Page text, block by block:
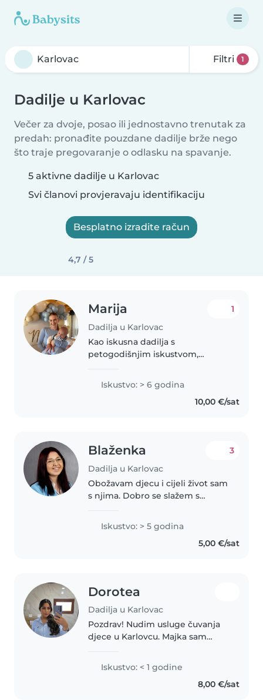
Filtri 1
Dadilje u Karlovac
Večer za dvoje, posao ili jednostavno trenutak za
predah: pronađite pouzdane dadilje brže nego
što traje pregovaranje o odlasku na spavanje.
5 aktivne dadilje u Karlovac
Svi članovi provjeravaju identifikaciju
Besplatno izradite račun
4,7 / 5
Marija
Dadilja u Karlovac
1
Kao iskusna dadilja s
petogodišnjim iskustvom,
komunikacijske i organizacijske
vještine koje su ključne za
Iskustvo: > 6 godina
10,00 €/sat
Blaženka
Dadilja u Karlovac
3
Obožavam djecu i cijeli život sam
s njima. Dobro se slažem s
ispunjenog vremena za bilo što.
Starijoj djeci mogu pomoći oko
Iskustvo: > 5 godina
5,00 €/sat
Dorotea
Dadilja u Karlovac
Pozdrav! Nudim usluge čuvanja
djece u Karlovcu. Majka sam
čuvanje djece u toplom,
sigurnom i obiteljskom
okruženju svog doma. Dijete
Iskustvo: < 1 godine
8,00 €/sat